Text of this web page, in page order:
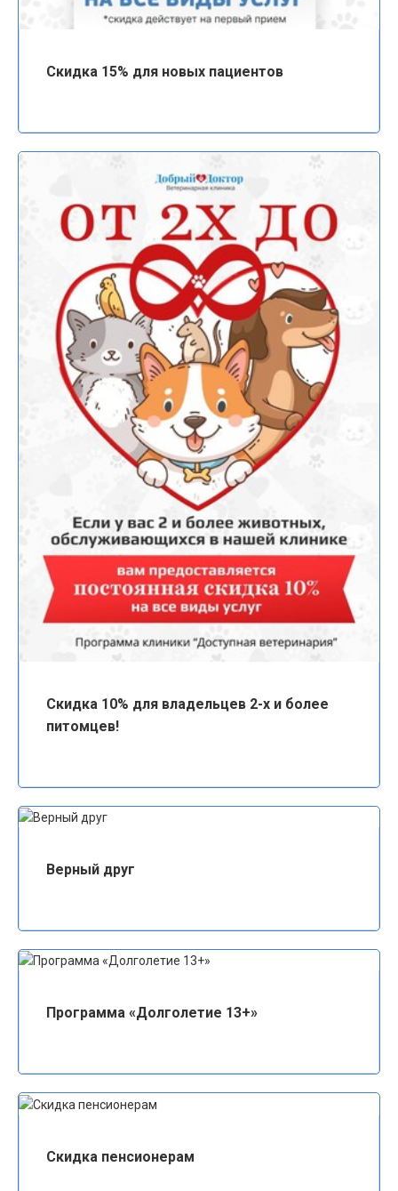
Скидка 15% для новых пациентов
Скидка 10% для владельцев 2-х и более
питомцев!
Верный друг
Программа «Долголетие 13+»
Скидка пенсионерам